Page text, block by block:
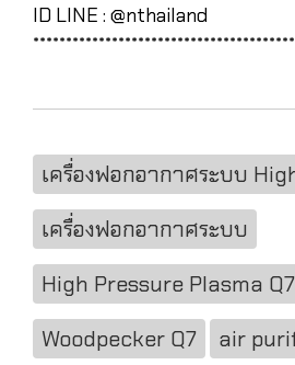
ID LINE : @nthailand
เครื่องฟอกอากาศระบบ
เครื่องฟอกอากาศระบบ
High Pressure Plasma Q7
Woodpecker Q7
air